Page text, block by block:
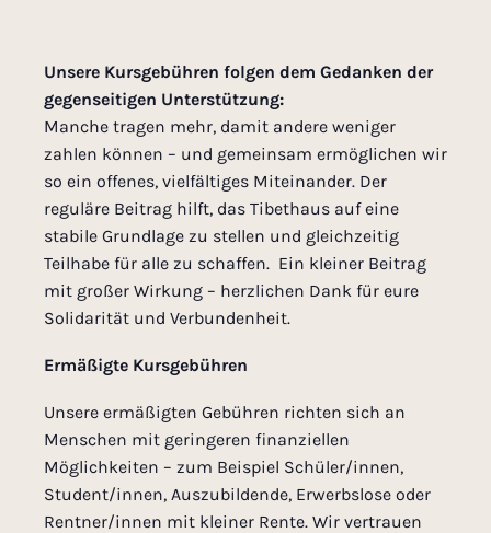
Unsere Kursgebühren folgen dem Gedanken der
gegenseitigen Unterstützung:
Manche tragen mehr, damit andere weniger
zahlen können – und gemeinsam ermöglichen wir
so ein offenes, vielfältiges Miteinander. Der
reguläre Beitrag hilft, das Tibethaus auf eine
stabile Grundlage zu stellen und gleichzeitig
Teilhabe für alle zu schaffen. Ein kleiner Beitrag
mit großer Wirkung – herzlichen Dank für eure
Solidarität und Verbundenheit.
Ermäßigte Kursgebühren
Unsere ermäßigten Gebühren richten sich an
Menschen mit geringeren finanziellen
Möglichkeiten – zum Beispiel Schüler/innen,
Student/innen, Auszubildende, Erwerbslose oder
Rentner/innen mit kleiner Rente. Wir vertrauen